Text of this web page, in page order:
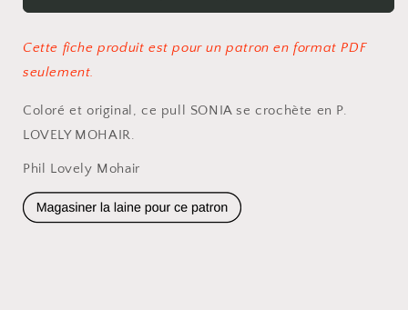
Patron
Sonia
Patron
Sonia
Cette fiche produit est pour un patron en format PDF
seulement.
Coloré et original, ce pull SONIA se crochète en P.
LOVELY MOHAIR.
Phil Lovely Mohair